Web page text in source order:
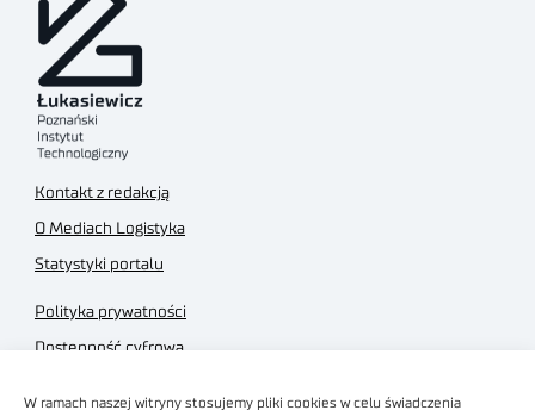
W ramach naszej witryny stosujemy pliki cookies w celu świadczenia
Kontakt z redakcją
O Mediach Logistyka
Statystyki portalu
Polityka prywatności
Dostępność cyfrowa